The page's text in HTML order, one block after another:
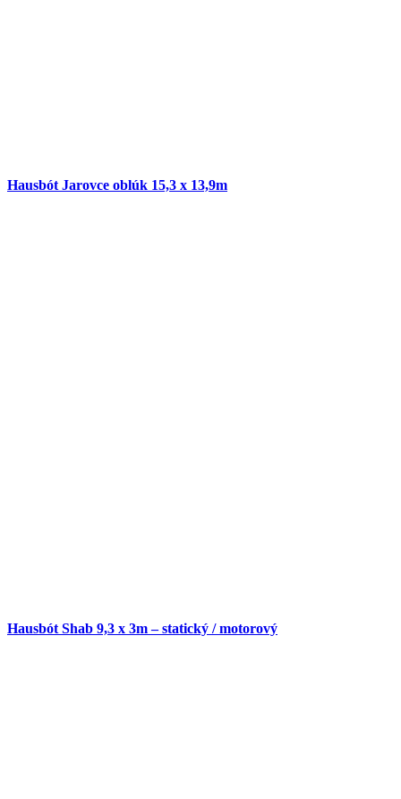
Hausbót Jarovce oblúk 15,3 x 13,9m
Hausbót Shab 9,3 x 3m – statický / motorový